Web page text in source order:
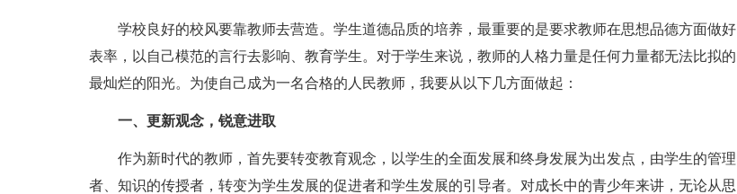
学校良好的校风要靠教师去营造。学生道德品质的培养，最重要的是要求教师在思想品德方面做好
表率，以自己模范的言行去影响、教育学生。对于学生来说，教师的人格力量是任何力量都无法比拟的
最灿烂的阳光。为使自己成为一名合格的人民教师，我要从以下几方面做起：
一、更新观念，锐意进取
作为新时代的教师，首先要转变教育观念，以学生的全面发展和终身发展为出发点，由学生的管理
者、知识的传授者，转变为学生发展的促进者和学生发展的引导者。对成长中的青少年来讲，无论从思